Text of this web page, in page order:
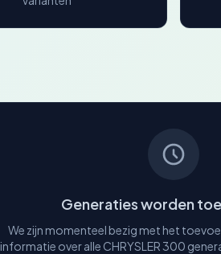
Generaties worden
We zijn momenteel bezig met het
informatie over alle CHRYSLER 300